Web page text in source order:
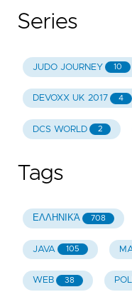
Series
JUDO JOURNEY 10
DEVOXX UK 2017 4
DCS WORLD 2
Tags
ΕΛΛΗΝΙΚΆ 708
JAVA 105
WEB 38